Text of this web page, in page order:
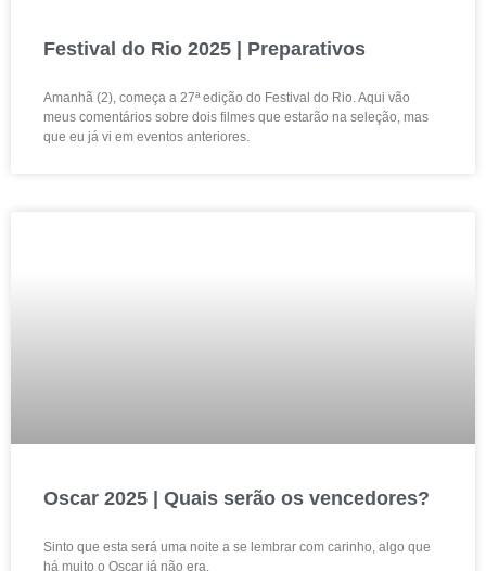
Festival do Rio 2025 | Preparativos
Amanhã (2), começa a 27ª edição do Festival do Rio. Aqui vão
meus comentários sobre dois filmes que estarão na seleção, mas
que eu já vi em eventos anteriores.
Oscar 2025 | Quais serão os vencedores?
Sinto que esta será uma noite a se lembrar com carinho, algo que
há muito o Oscar já não era.